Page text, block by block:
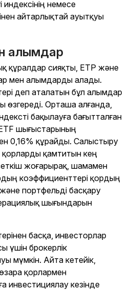
индексінің немесе
айтарлықтай ауытқуы
алымдар
құралдар сияқты, ETP және
мен алымдарды алады.
деп аталатын бұл алымдар
өзгереді. Орташа алғанда,
бақылауға бағытталған
шығыстарының
0,16% құрайды. Салыстыру
қамтитын кең
жоғарырақ, шамамен
коэффициенттері қордың
портфельді басқару
шығындарын
басқа, инвесторлар
үшін брокерлік
мүмкін. Айта кетейік,
қорлармен
инвестициялау кезінде